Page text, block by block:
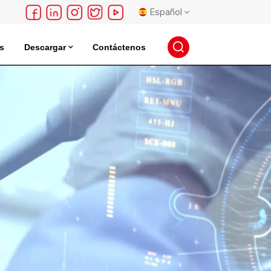
Español
English
français
русский
español
português
日本語
Descargar Contáctenos